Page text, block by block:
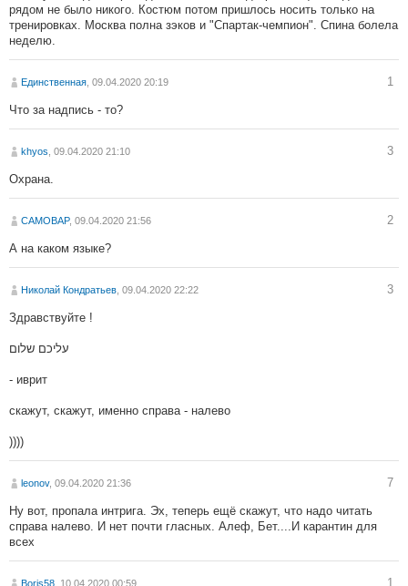
рядом не было никого. Костюм потом пришлось носить только на
тренировках. Москва полна зэков и "Спартак-чемпион". Спина болела
неделю.
Единственная , 09.04.2020 20:19 1
Что за надпись - то?
khyos , 09.04.2020 21:10 3
Охрана.
CAMOBAP, 09.04.2020 21:56 2
А на каком языке?
Николай Кондратьев , 09.04.2020 22:22 3
Здравствуйте !
עליכם שלום
- иврит
скажут, скажут, именно справа - налево
))))
leonov, 09.04.2020 21:36 7
Ну вот, пропала интрига. Эх, теперь ещё скажут, что надо читать
справа налево. И нет почти гласных. Алеф, Бет....И карантин для
всех
Boris58 , 10.04.2020 00:59 1